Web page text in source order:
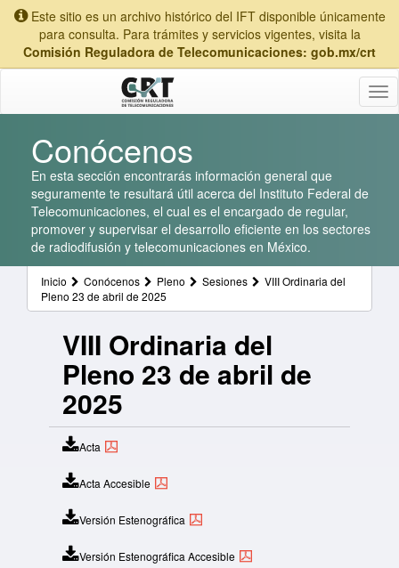
Este sitio es un archivo histórico del IFT disponible únicamente
para consulta. Para trámites y servicios vigentes, visita la
Comisión Reguladora de Telecomunicaciones: gob.mx/crt
Conócenos
En esta sección encontrarás información general que
seguramente te resultará útil acerca del Instituto Federal de
Telecomunicaciones, el cual es el encargado de regular,
promover y supervisar el desarrollo eficiente en los sectores
de radiodifusión y telecomunicaciones en México.
Inicio Conócenos Pleno Sesiones
VIII Ordinaria del
Pleno 23 de abril de 2025
VIII Ordinaria del
Pleno 23 de abril de
2025
Acta
Acta Accesible
Versión Estenográfica
Versión Estenográfica Accesible